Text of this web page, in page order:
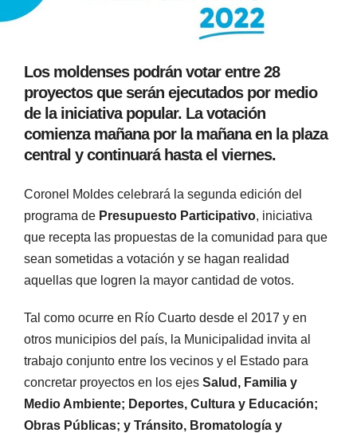
Los moldenses podrán votar entre 28
proyectos que serán ejecutados por medio
de la iniciativa popular. La votación
comienza mañana por la mañana en la plaza
central y continuará hasta el viernes.
Coronel Moldes celebrará la segunda edición del
programa de Presupuesto Participativo, iniciativa
que recepta las propuestas de la comunidad para que
sean sometidas a votación y se hagan realidad
aquellas que logren la mayor cantidad de votos.
Tal como ocurre en Río Cuarto desde el 2017 y en
otros municipios del país, la Municipalidad invita al
trabajo conjunto entre los vecinos y el Estado para
concretar proyectos en los ejes Salud, Familia y
Medio Ambiente; Deportes, Cultura y Educación;
Obras Públicas; y Tránsito, Bromatología y